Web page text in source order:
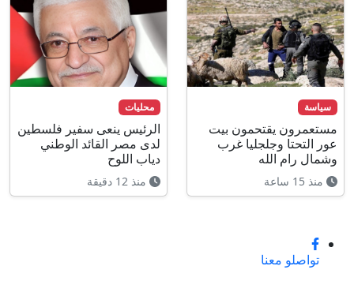
سياسة
مستعمرون يقتحمون بيت
عور التحتا وجلجليا غرب
وشمال رام الله
منذ 15 ساعة
محليات
الرئيس ينعى سفير فلسطين
لدى مصر القائد الوطني
دياب اللوح
منذ 12 دقيقة
تواصلو معنا